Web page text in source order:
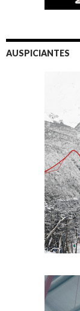
AUSPICIANTES